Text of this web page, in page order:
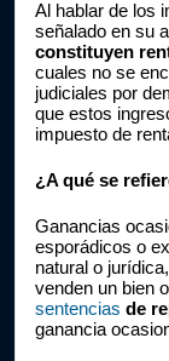
Al hablar de los
señalado en su
constituyen
cuales no se
judiciales por
que estos
impuesto de
¿A qué se
Ganancias
esporádicos o
natural o
venden un bien
sentencias de
ganancia